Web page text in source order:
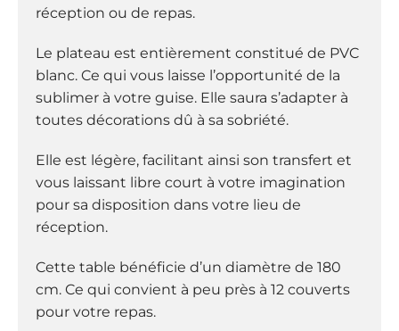
réception ou de repas.
Le plateau est entièrement constitué de PVC
blanc. Ce qui vous laisse l’opportunité de la
sublimer à votre guise. Elle saura s’adapter à
toutes décorations dû à sa sobriété.
Elle est légère, facilitant ainsi son transfert et
vous laissant libre court à votre imagination
pour sa disposition dans votre lieu de
réception.
Cette table bénéficie d’un diamètre de 180
cm. Ce qui convient à peu près à 12 couverts
pour votre repas.